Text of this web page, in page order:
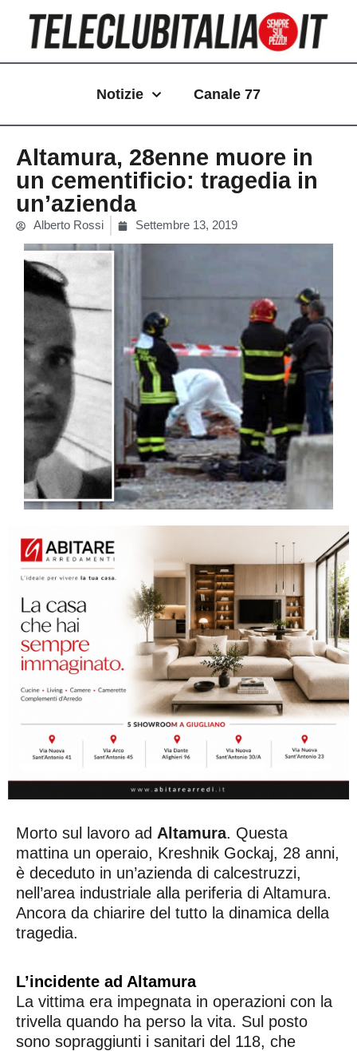
contenuto
Notizie Canale 77
Altamura, 28enne muore in
un cementificio: tragedia in
un’azienda
Alberto Rossi Settembre 13, 2019
Morto sul lavoro ad Altamura. Questa
mattina un operaio, Kreshnik Gockaj, 28 anni,
è deceduto in un’azienda di calcestruzzi,
nell’area industriale alla periferia di Altamura.
Ancora da chiarire del tutto la dinamica della
tragedia.
L’incidente ad Altamura
La vittima era impegnata in operazioni con la
trivella quando ha perso la vita. Sul posto
sono sopraggiunti i sanitari del 118, che